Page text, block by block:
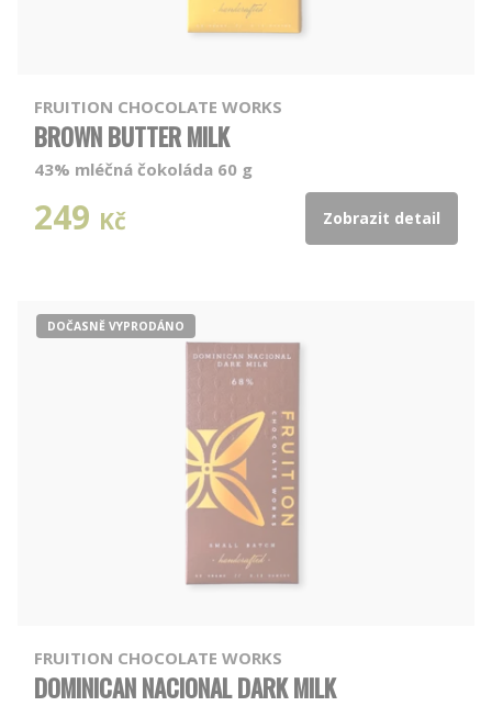
FRUITION CHOCOLATE WORKS
BROWN BUTTER MILK
43% mléčná čokoláda 60 g
249 Kč Zobrazit detail
DOČASNĚ VYPRODÁNO
FRUITION CHOCOLATE WORKS
DOMINICAN NACIONAL DARK MILK